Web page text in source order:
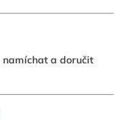
namíchat a doručit